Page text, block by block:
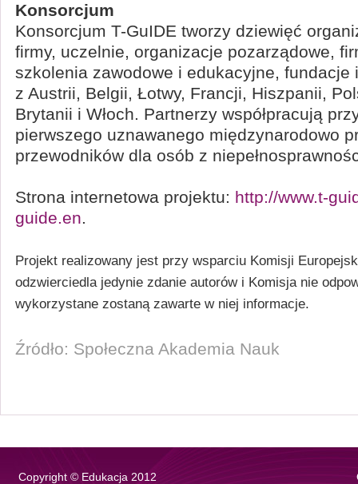
Konsorcjum
Konsorcjum T-GuIDE tworzy dziewięć
firmy, uczelnie, organizacje pozarządowe,
szkolenia zawodowe i edukacyjne, fundacje
z Austrii, Belgii, Łotwy, Francji, Hiszpanii,
Brytanii i Włoch. Partnerzy współpracują
pierwszego uznawanego międzynarodowo
przewodników dla osób z
Strona internetowa projektu: http://www.t-
guide.en.
Projekt realizowany jest przy wsparciu Komisji
odzwierciedla jedynie zdanie autorów i Komisja nie
wykorzystane zostaną zawarte w niej informacje.
Źródło: Społeczna Akademia Nauk
Copyright © Edukacja 2012